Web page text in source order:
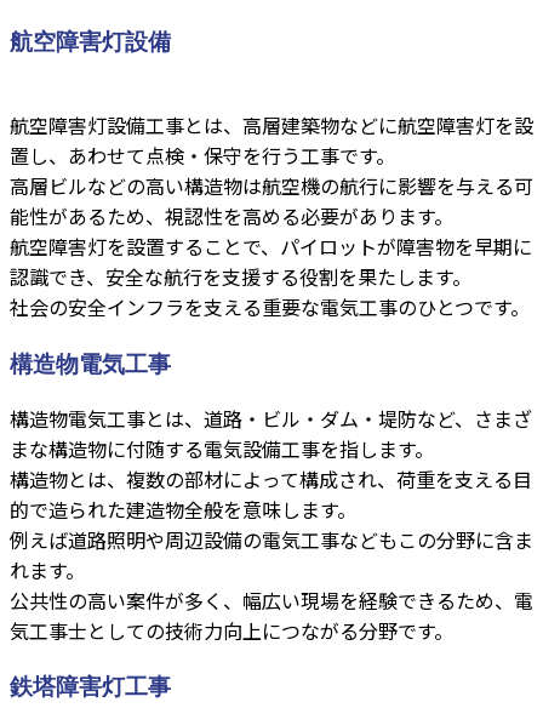
航空障害灯設備
航空障害灯設備工事とは、高層建築物などに航空障害灯を設
置し、あわせて点検・保守を行う工事です。
高層ビルなどの高い構造物は航空機の航行に影響を与える可
能性があるため、視認性を高める必要があります。
航空障害灯を設置することで、パイロットが障害物を早期に
認識でき、安全な航行を支援する役割を果たします。
社会の安全インフラを支える重要な電気工事のひとつです。
構造物電気工事
構造物電気工事とは、道路・ビル・ダム・堤防など、さまざ
まな構造物に付随する電気設備工事を指します。
構造物とは、複数の部材によって構成され、荷重を支える目
的で造られた建造物全般を意味します。
例えば道路照明や周辺設備の電気工事などもこの分野に含ま
れます。
公共性の高い案件が多く、幅広い現場を経験できるため、電
気工事士としての技術力向上につながる分野です。
鉄塔障害灯工事